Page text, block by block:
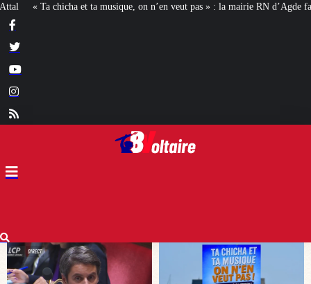
n’en veut pas » : la mairie RN d’Agde face à la meute « antiraciste » La